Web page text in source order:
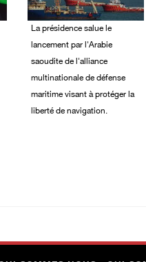
La présidence salue le
lancement par l'Arabie
saoudite de l'alliance
multinationale de défense
maritime visant à protéger la
liberté de navigation.